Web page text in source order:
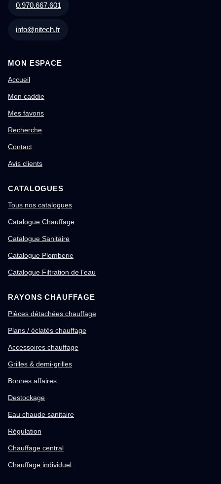
0.970.667.601
info@nitech.fr
MON ESPACE
Accueil
Mon caddie
Mes favoris
Recherche
Contact
Avis clients
CATALOGUES
Tous nos catalogues
Catalogue Chauffage
Catalogue Sanitaire
Catalogue Plomberie
Catalogue Filtration de l'eau
RAYONS CHAUFFAGE
Pièces détachées chauffage
Plans / éclatés chauffage
Accessoires chauffage
Grilles & demi-grilles
Bonnes affaires
Destockage
Eau chaude sanitaire
Régulation
Chauffage central
Chauffage individuel